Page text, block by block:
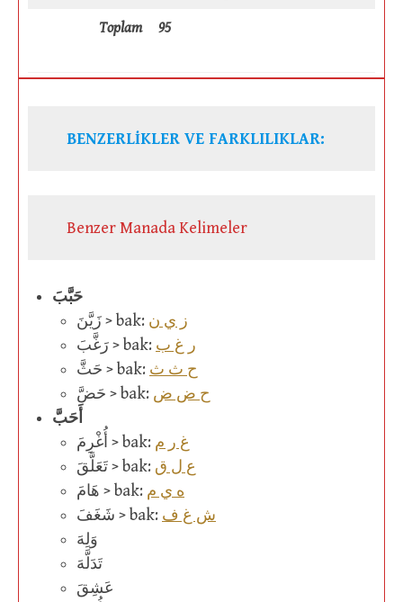
Toplam 95
BENZERLİKLER VE FARKLILIKLAR:
Benzer Manada Kelimeler
حَبَّبَ
زَيَّنَ > bak: ز ي ن
رَغَّبَ > bak: ر غ ب
حَثَّ > bak: ح ث ث
حَضَّ > bak: ح ض ض
أَحَبَّ
أُغْرِمَ > bak: غ ر م
تَعَلَّقَ > bak: ع ل ق
هَامَ > bak: ه ي م
شَغَفَ > bak: ش غ ف
وَلِهَ
تَدَلَّهَ
عَشِقَ